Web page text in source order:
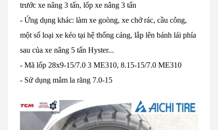
trước xe nâng 3 tấn, lốp xe nâng 3 tấn
- Ứng dụng khác: làm xe goòng, xe chở rác, cầu công,
một số loại xe kéo tại hệ thống cảng, lắp lên bánh lái phía
sau của xe nâng 5 tấn Hyster...
- Mã lốp 28x9-15/7.0 3 ME310, 8.15-15/7.0 ME310
- Sử dụng mâm la răng 7.0-15